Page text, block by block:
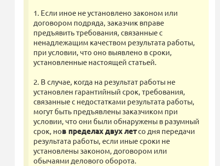
1. Если иное не установлено законом или
договором подряда, заказчик вправе
предъявить требования, связанные с
ненадлежащим качеством результата работы,
при условии, что оно выявлено в сроки,
установленные настоящей статьей.
2. В случае, когда на результат работы не
установлен гарантийный срок, требования,
связанные с недостатками результата работы,
могут быть предъявлены заказчиком при
условии, что они были обнаружены в разумный
срок, нов пределах двух летсо дня передачи
результата работы, если иные сроки не
установлены законом, договором или
обычаями делового оборота.